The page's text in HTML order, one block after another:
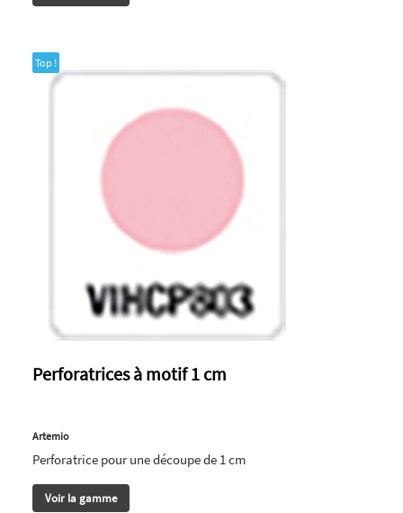
Top !
Perforatrices à motif 1 cm
Artemio
Perforatrice pour une découpe de 1 cm
Voir la gamme